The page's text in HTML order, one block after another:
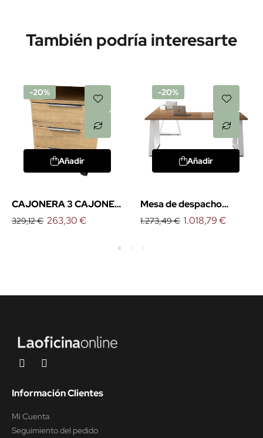
También podría interesarte
-20%
Añadir
CAJONERA 3 CAJONES
SERIES
329,12 € 263,30 €
-20%
Añadir
Mesa de despacho
esquinera Piramid
1.273,49 € 1.018,79 €
Información Clientes
Mi Cuenta
Seguimiento del pedido